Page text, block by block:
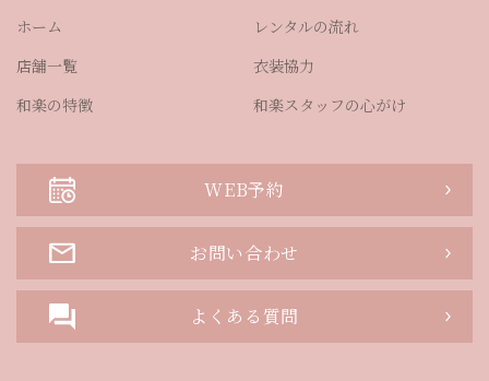
ホーム
店舗一覧
和楽の特徴
レンタルの流れ
衣装協力
和楽スタッフの心がけ
WEB予約
お問い合わせ
よくある質問